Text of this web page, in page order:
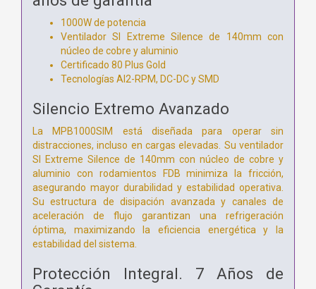
1000W de potencia
Ventilador SI Extreme Silence de 140mm con
núcleo de cobre y aluminio
Certificado 80 Plus Gold
Tecnologías AI2-RPM, DC-DC y SMD
Silencio Extremo Avanzado
La MPB1000SIM está diseñada para operar sin
distracciones, incluso en cargas elevadas. Su ventilador
SI Extreme Silence de 140mm con núcleo de cobre y
aluminio con rodamientos FDB minimiza la fricción,
asegurando mayor durabilidad y estabilidad operativa.
Su estructura de disipación avanzada y canales de
aceleración de flujo garantizan una refrigeración
óptima, maximizando la eficiencia energética y la
estabilidad del sistema.
Protección Integral. 7 Años de